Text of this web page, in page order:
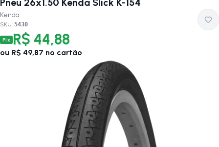
Pneu 26x1.50 Kenda Slick K-154
Kenda
SKU: 5430
Pix R$ 44,88
ou R$ 49,87 no cartão